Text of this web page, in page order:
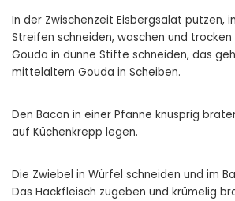
In der Zwischenzeit Eisbergsalat putzen,
Streifen schneiden, waschen und trocken
Gouda in dünne Stifte schneiden, das
mittelaltem Gouda in Scheiben.
Den Bacon in einer Pfanne knusprig
auf Küchenkrepp legen.
Die Zwiebel in Würfel schneiden und im
Das Hackfleisch zugeben und krümelig